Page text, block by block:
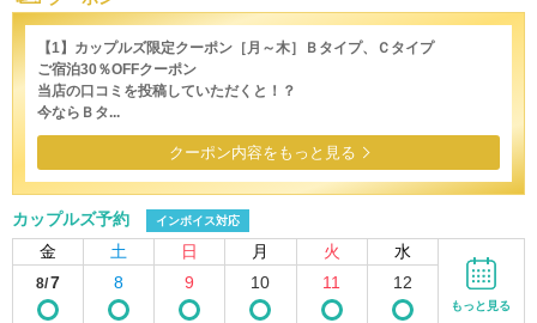
【1】カップルズ限定クーポン［月～木］Ｂタイプ、Ｃタイプ
ご宿泊30％OFFクーポン
当店の口コミを投稿していただくと！？
今ならＢタ...
クーポン内容をもっと見る
カップルズ予約 インボイス対応
金 土 日 月 火 水
8/7 8 9 10 11 12
もっと見る